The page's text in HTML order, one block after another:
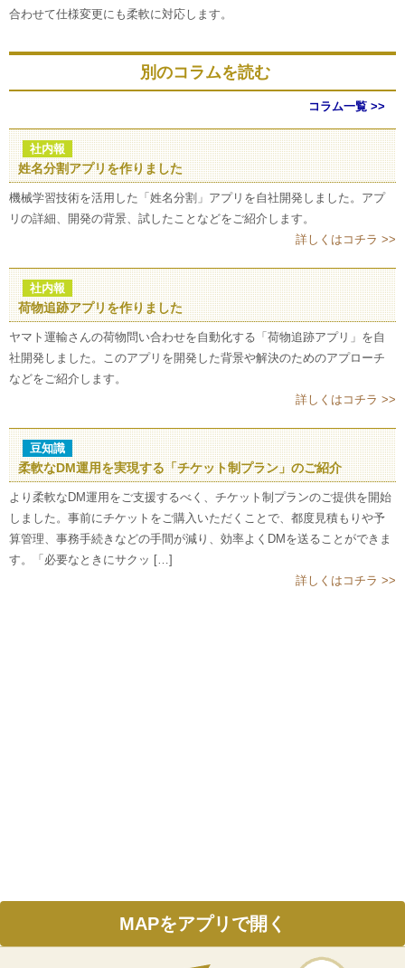
合わせて仕様変更にも柔軟に対応します。
別のコラムを読む
コラム一覧 >>
社内報
姓名分割アプリを作りました
機械学習技術を活用した「姓名分割」アプリを自社開発しました。アプ
リの詳細、開発の背景、試したことなどをご紹介します。
詳しくはコチラ >>
社内報
荷物追跡アプリを作りました
ヤマト運輸さんの荷物問い合わせを自動化する「荷物追跡アプリ」を自
社開発しました。このアプリを開発した背景や解決のためのアプローチ
などをご紹介します。
詳しくはコチラ >>
豆知識
柔軟なDM運用を実現する「チケット制プラン」のご紹介
より柔軟なDM運用をご支援するべく、チケット制プランのご提供を開始
しました。事前にチケットをご購入いただくことで、都度見積もりや予
算管理、事務手続きなどの手間が減り、効率よくDMを送ることができま
す。「必要なときにサクッ […]
詳しくはコチラ >>
MAPをアプリで開く